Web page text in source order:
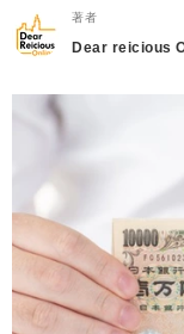
著者
Dear reicious